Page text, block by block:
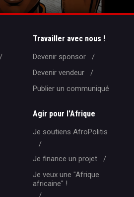
Travailler avec nous !
Devenir sponsor
Devenir vendeur
Publier un communiqué
Agir pour l'Afrique
Je soutiens AfroPolitis
Je finance un projet
Je veux une "Afrique
africaine" !